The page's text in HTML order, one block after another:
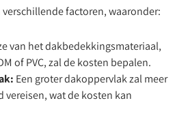
factoren, waaronder:
van het dakbedekkingsmateriaal,
of PVC, zal de kosten bepalen.
Een groter dakoppervlak zal meer
vereisen, wat de kosten kan